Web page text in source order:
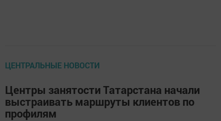
ЦЕНТРАЛЬНЫЕ НОВОСТИ
Центры занятости Татарстана начали
выстраивать маршруты клиентов по
профилям